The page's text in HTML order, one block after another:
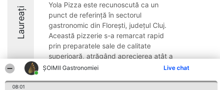
ȘOIMII Gastronomiei Live chat
08:01
Laureați
Yola Pizza este recunoscută ca un
punct de referință în sectorul
gastronomic din Florești, județul Cluj.
Această pizzerie s-a remarcat rapid
prin preparatele sale de calitate
superioară, atrăgând aprecierea atât a
localnicilor, cât și a celor ...